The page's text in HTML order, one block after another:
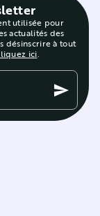
utilisée pour
actualités des
désinscrire à tout
ici.
send